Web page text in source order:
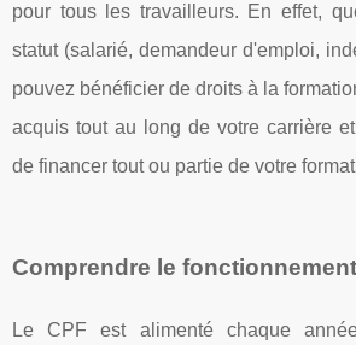
pour tous les travailleurs. En effet,
statut (salarié, demandeur d'emploi,
pouvez bénéficier de droits à la
acquis tout au long de votre carrière
de financer tout ou partie de votre
Comprendre le
Le CPF est alimenté chaque